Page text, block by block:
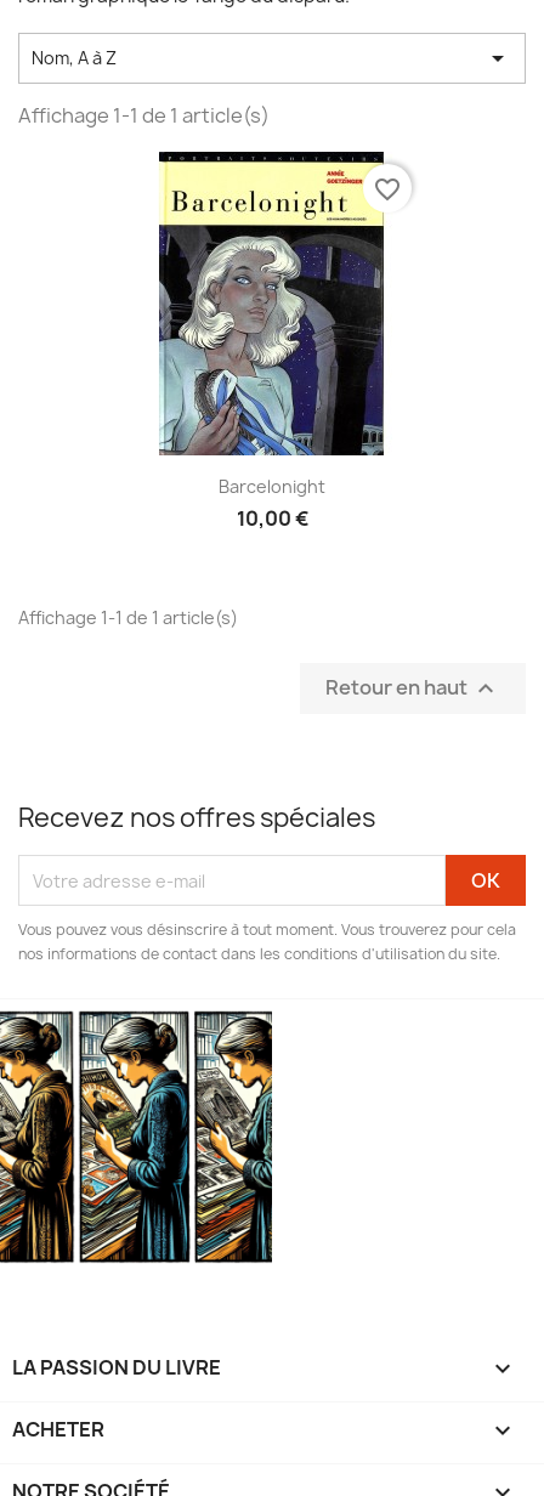
Nom, A à Z 
Affichage 1-1 de 1 article(s)
Barcelonight
10,00 €
favorite_border
Affichage 1-1 de 1 article(s)
Retour en haut 
Recevez nos offres spéciales
Vous pouvez vous désinscrire à tout moment. Vous trouverez pour cela
nos informations de contact dans les conditions d'utilisation du site.
LA PASSION DU LIVRE 
ACHETER 